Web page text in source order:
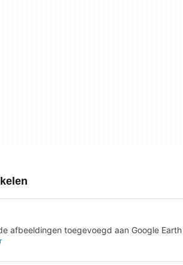
afbeeldingen toegevoegd aan Google Earth